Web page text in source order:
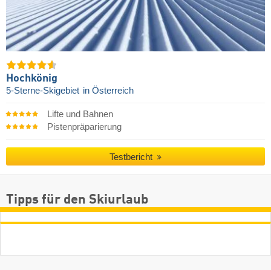
Hochkönig
5-Sterne-Skigebiet in Österreich
Lifte und Bahnen
Pistenpräparierung
Testbericht
Tipps für den Skiurlaub